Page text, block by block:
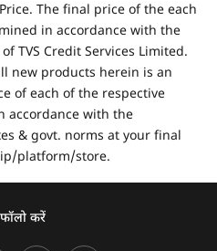
The final price of the each
in accordance with the
TVS Credit Services Limited.
new products herein is an
of each of the respective
accordance with the
& govt. norms at your final
platform/store.
करें